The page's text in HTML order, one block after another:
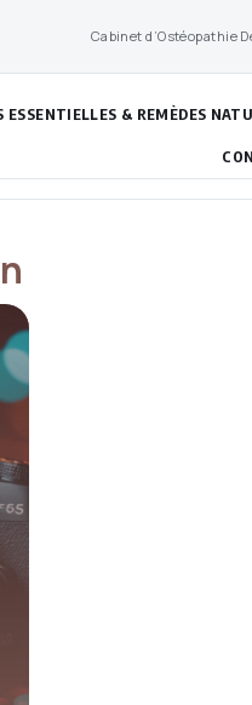
Cabinet d’Ostéopathie
ESSENTIELLES & REMÈDES